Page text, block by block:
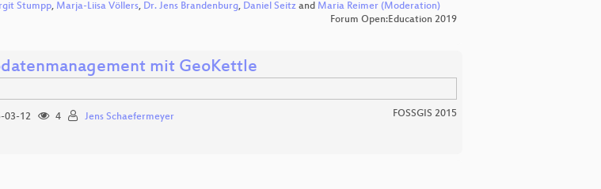
Stumpp, Marja-Liisa Völlers, Dr. Jens Brandenburg, Daniel Seitz and Maria Reimer (Moderation)
Forum Open:Education 2019
mit GeoKettle
03-12 4 Jens Schaefermeyer FOSSGIS 2015